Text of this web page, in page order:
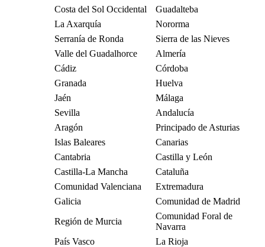
Costa del Sol Occidental
Guadalteba
La Axarquía
Nororma
Serranía de Ronda
Sierra de las Nieves
Valle del Guadalhorce
Almería
Cádiz
Córdoba
Granada
Huelva
Jaén
Málaga
Sevilla
Andalucía
Aragón
Principado de Asturias
Islas Baleares
Canarias
Cantabria
Castilla y León
Castilla-La Mancha
Cataluña
Comunidad Valenciana
Extremadura
Galicia
Comunidad de Madrid
Región de Murcia
Comunidad Foral de
Navarra
País Vasco
La Rioja